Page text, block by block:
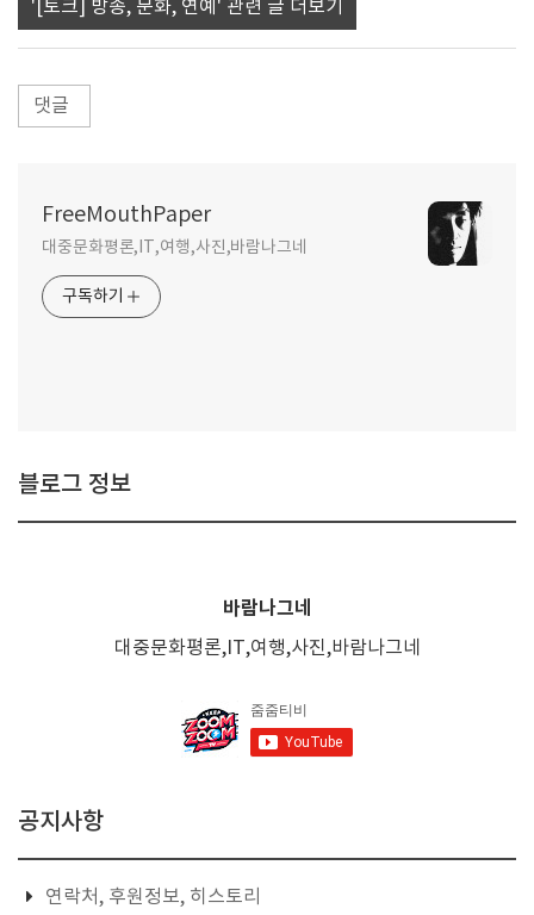
'[토크] 방송, 문화, 연예' 관련 글 더보기
댓글
FreeMouthPaper
대중문화평론,IT,여행,사진,바람나그네
구독하기
블로그 정보
바람나그네
대중문화평론,IT,여행,사진,바람나그네
공지사항
연락처, 후원정보, 히스토리